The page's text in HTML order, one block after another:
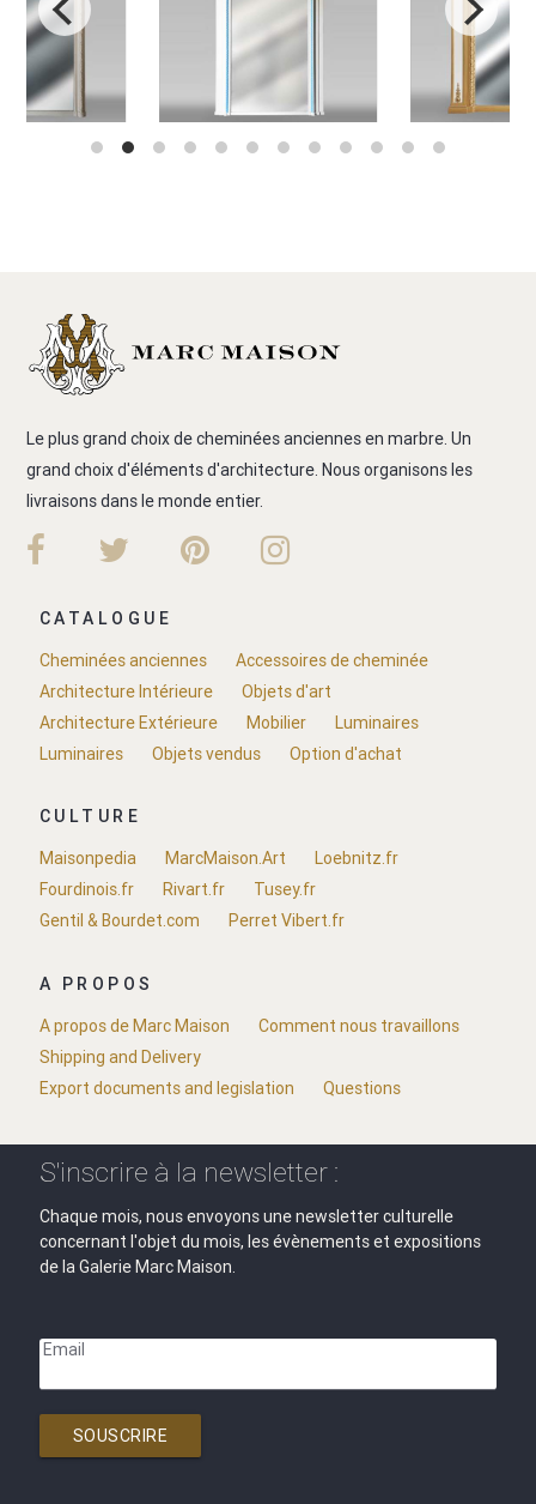
Le plus grand choix de cheminées anciennes en marbre. Un
grand choix d'éléments d'architecture. Nous organisons les
livraisons dans le monde entier.
CATALOGUE
Cheminées anciennes
Accessoires de cheminée
Architecture Intérieure
Objets d'art
Architecture Extérieure
Mobilier
Luminaires
Luminaires
Objets vendus Option d'achat
CULTURE
Maisonpedia
MarcMaison.Art
Loebnitz.fr
Fourdinois.fr
Rivart.fr
Tusey.fr
Gentil & Bourdet.com
Perret Vibert.fr
A PROPOS
A propos de Marc Maison
Comment nous travaillons
Shipping and Delivery
Export documents and legislation
Questions
S'inscrire à la newsletter :
Chaque mois, nous envoyons une newsletter culturelle
concernant l'objet du mois, les évènements et expositions
de la Galerie Marc Maison.
Email
SOUSCRIRE